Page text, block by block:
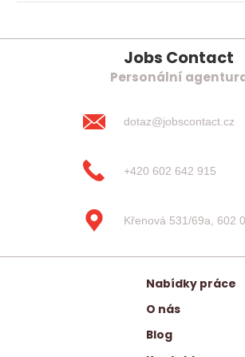
Jobs Contact
Personální
dotaz@jobscontact.cz
+420 602 642 915
Křenová 531/69a, 602
Nabídky práce
O nás
Blog